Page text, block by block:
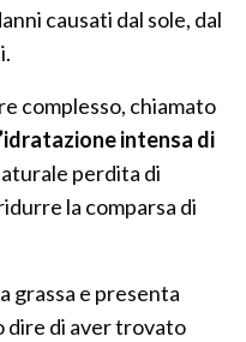
causati dal sole, dal
complesso, chiamato
intensa di
perdita di
la comparsa di
grassa e presenta
dire di aver trovato